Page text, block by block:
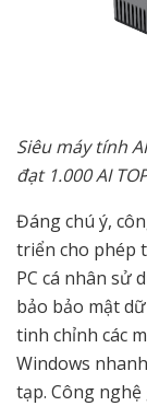
Siêu máy tính
đạt 1.000 AI
Đáng chú ý,
triển cho phép
PC cá nhân sử
bảo bảo mật
tinh chỉnh các
Windows
tạp. Công